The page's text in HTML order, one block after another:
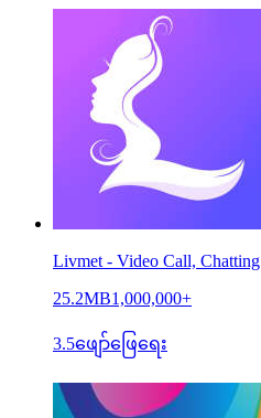
Livmet - Video Call, Chatting
25.2MB1,000,000+
3.5ဖျော်ဖြေရေး